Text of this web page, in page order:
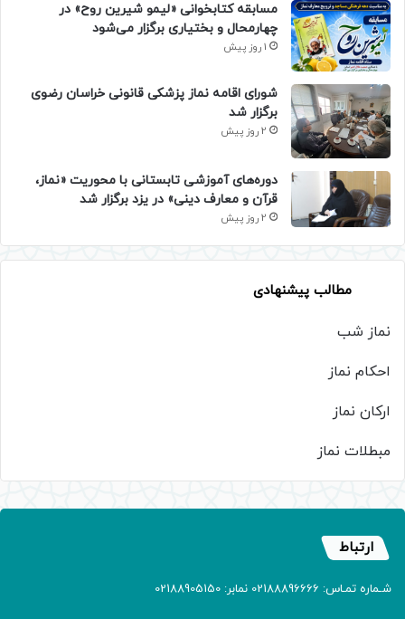
مسابقه کتابخوانی «لیمو شیرین روح» در
چهارمحال و بختیاری برگزار می‌شود
1 روز پیش
شورای اقامه نماز پزشکی قانونی خراسان رضوی
برگزار شد
2 روز پیش
دوره‌های آموزشی تابستانی با محوریت «نماز،
قرآن و معارف دینی» در یزد برگزار شد
2 روز پیش
مطالب پیشنهادی
نماز شب
احکام نماز
ارکان نماز
مبطلات نماز
ارتباط
شـماره تمـاس: 02188896666 نمابر: 02188905150